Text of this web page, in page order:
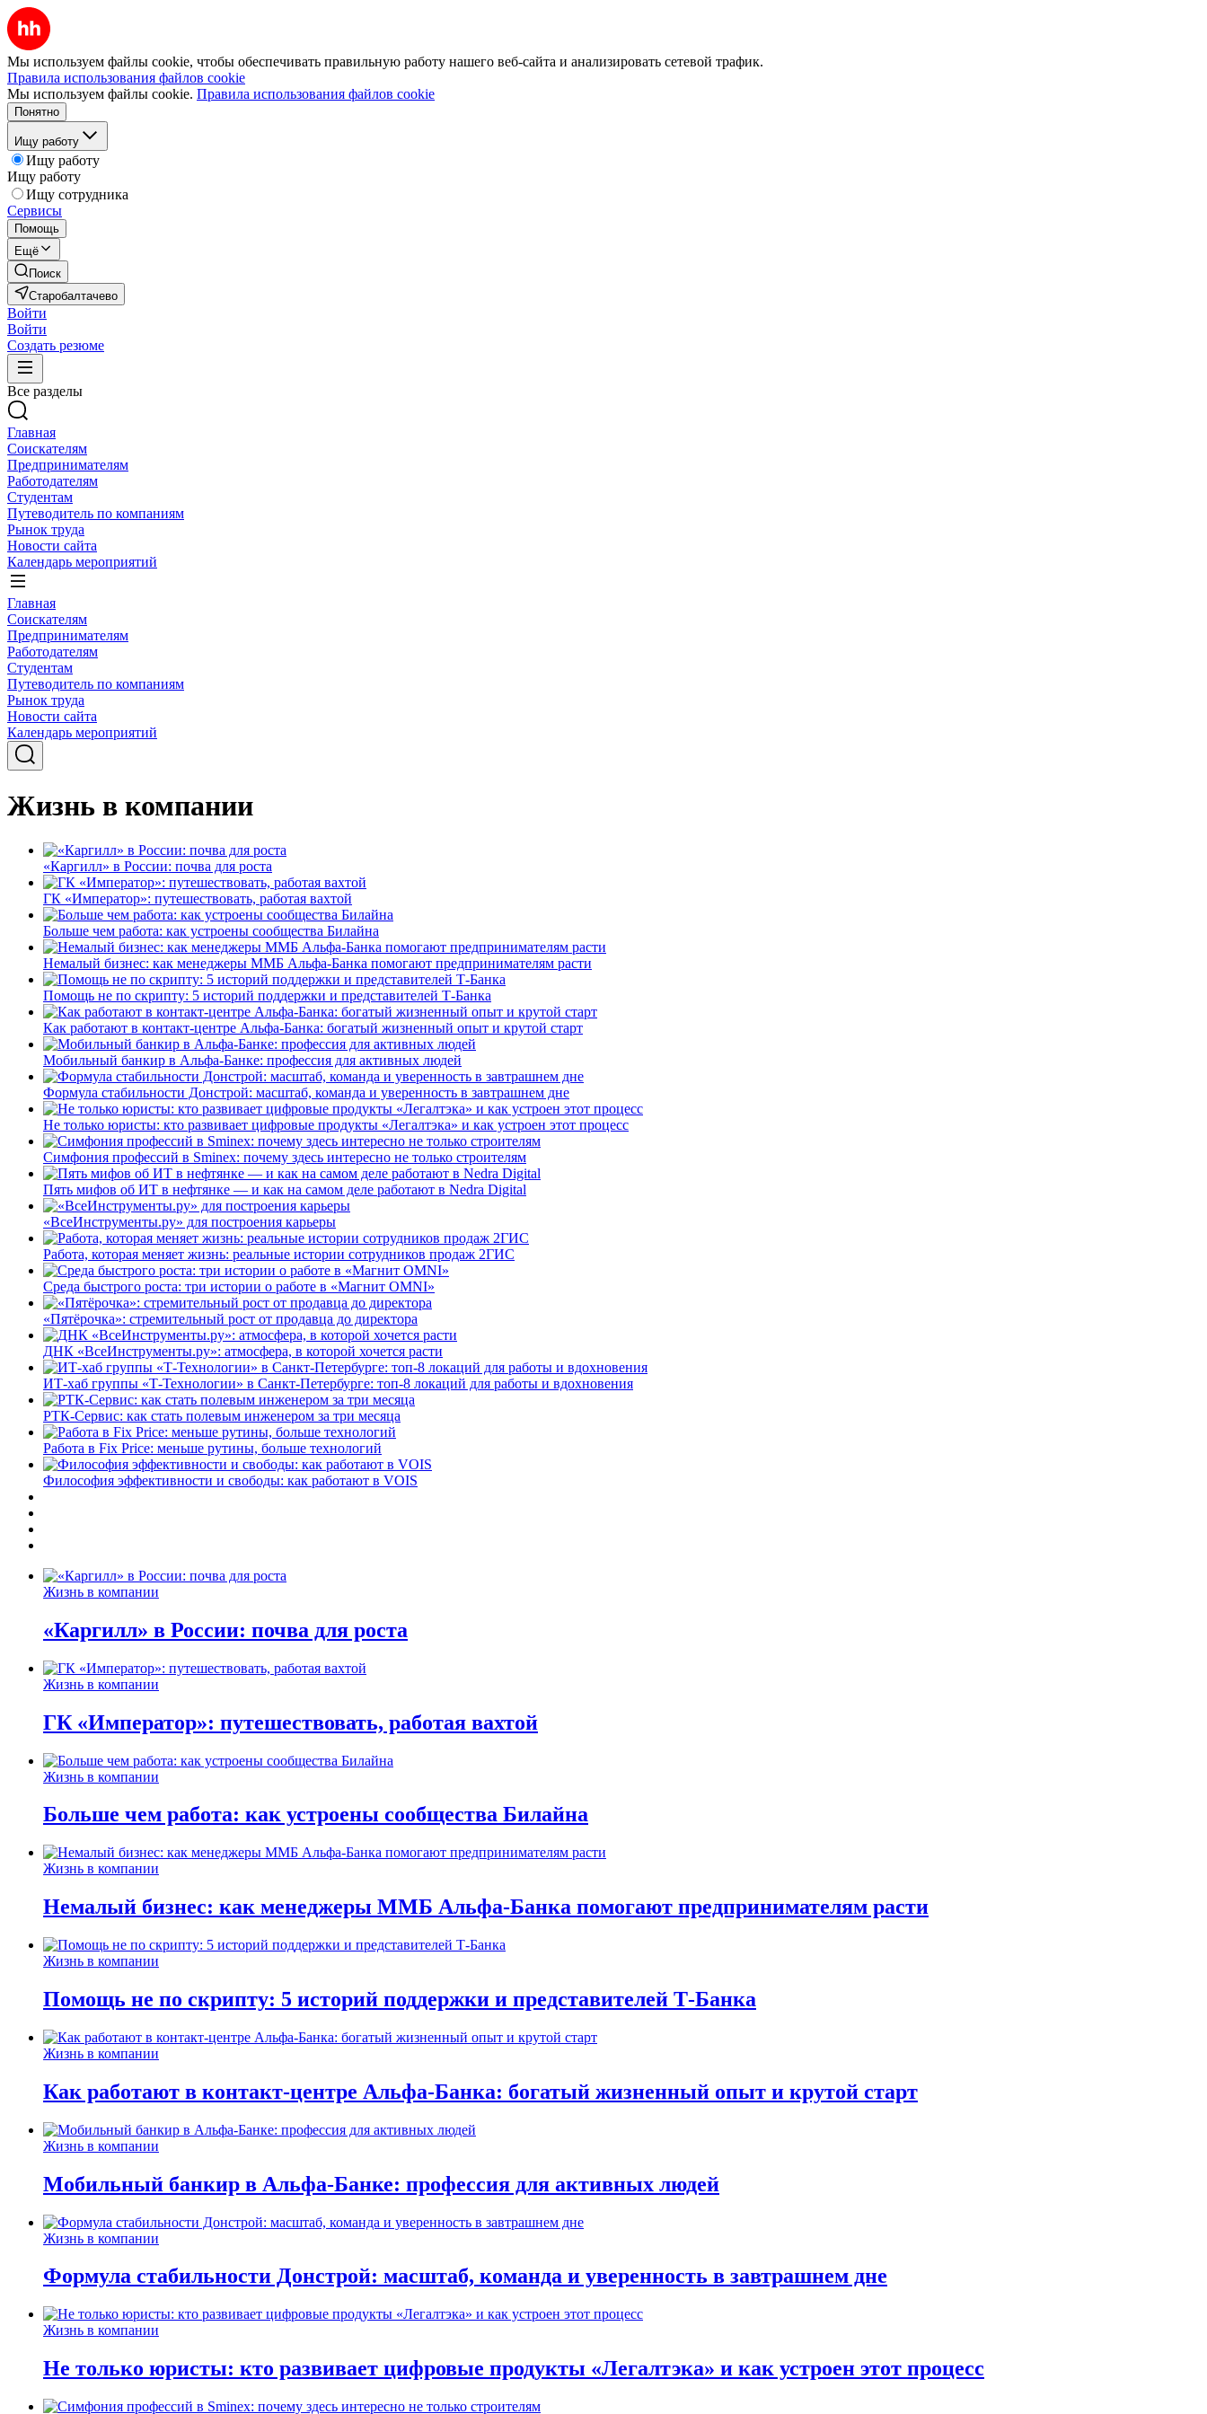
Мы используем файлы cookie, чтобы обеспечивать правильную работу нашего веб-сайта и анализировать сетевой трафик.
Правила использования файлов cookie
Мы используем файлы cookie. Правила использования файлов cookie
Понятно
Ищу работу
Ищу работу
Ищу работу
Ищу сотрудника
Сервисы
Помощь
Ещё
Поиск
Старобалтачево
Войти
Войти
Создать резюме
Все разделы
Главная
Соискателям
Предпринимателям
Работодателям
Студентам
Путеводитель по компаниям
Рынок труда
Новости сайта
Календарь мероприятий
Главная
Соискателям
Предпринимателям
Работодателям
Студентам
Путеводитель по компаниям
Рынок труда
Новости сайта
Календарь мероприятий
Жизнь в компании
«Каргилл» в России: почва для роста
ГК «Император»: путешествовать, работая вахтой
Больше чем работа: как устроены сообщества Билайна
Немалый бизнес: как менеджеры ММБ Альфа-Банка помогают предпринимателям расти
Помощь не по скрипту: 5 историй поддержки и представителей Т-Банка
Как работают в контакт-центре Альфа-Банка: богатый жизненный опыт и крутой старт
Мобильный банкир в Альфа-Банке: профессия для активных людей
Формула стабильности Донстрой: масштаб, команда и уверенность в завтрашнем дне
Не только юристы: кто развивает цифровые продукты «Легалтэка» и как устроен этот процесс
Симфония профессий в Sminex: почему здесь интересно не только строителям
Пять мифов об ИТ в нефтянке — и как на самом деле работают в Nedra Digital
«ВсеИнструменты.ру» для построения карьеры
Работа, которая меняет жизнь: реальные истории сотрудников продаж 2ГИС
Среда быстрого роста: три истории о работе в «Магнит OMNI»
«Пятёрочка»: стремительный рост от продавца до директора
ДНК «ВсеИнструменты.ру»: атмосфера, в которой хочется расти
ИТ-хаб группы «Т-Технологии» в Санкт-Петербурге: топ-8 локаций для работы и вдохновения
РТК-Сервис: как стать полевым инженером за три месяца
Работа в Fix Price: меньше рутины, больше технологий
Философия эффективности и свободы: как работают в VOIS
Жизнь в компании
«Каргилл» в России: почва для роста
Жизнь в компании
ГК «Император»: путешествовать, работая вахтой
Жизнь в компании
Больше чем работа: как устроены сообщества Билайна
Жизнь в компании
Немалый бизнес: как менеджеры ММБ Альфа-Банка помогают предпринимателям расти
Жизнь в компании
Помощь не по скрипту: 5 историй поддержки и представителей Т-Банка
Жизнь в компании
Как работают в контакт-центре Альфа-Банка: богатый жизненный опыт и крутой старт
Жизнь в компании
Мобильный банкир в Альфа-Банке: профессия для активных людей
Жизнь в компании
Формула стабильности Донстрой: масштаб, команда и уверенность в завтрашнем дне
Жизнь в компании
Не только юристы: кто развивает цифровые продукты «Легалтэка» и как устроен этот процесс